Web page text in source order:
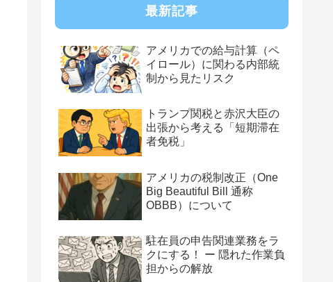
最新記事
アメリカでの給与計算（ペ
イロール）に関わる内部統
制から見たリスク
トランプ関税と赤沢大臣の
出張から考える「短期滞在
者免税」
アメリカの税制改正（One
Big Beautiful Bill 通称
OBBB）について
駐在員の申告関連業務をラ
クにする！ ー 隠れた作業負
担からの解放